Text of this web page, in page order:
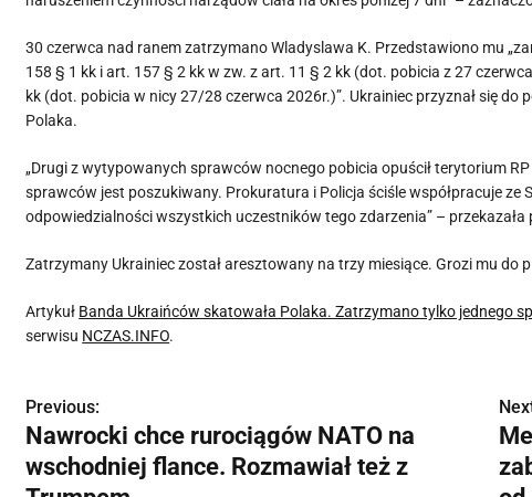
30 czerwca nad ranem zatrzymano Wladyslawa K. Przedstawiono mu
158 § 1 kk i art. 157 § 2 kk w zw. z art. 11 § 2 kk (dot. pobicia z 27
kk (dot. pobicia w nicy 27/28 czerwca 2026r.)”. Ukrainiec przyznał się do
Polaka.
„Drugi z wytypowanych sprawców nocnego pobicia opuścił terytorium
sprawców jest poszukiwany. Prokuratura i Policja ściśle współpracuje
odpowiedzialności wszystkich uczestników tego zdarzenia” –
Zatrzymany Ukrainiec został aresztowany na trzy miesiące. Grozi mu do
Artykuł Banda Ukraińców skatowała Polaka. Zatrzymano tylko jednego
serwisu NCZAS.INFO.
N
a
Previous:
Nawrocki chce rurociągów NATO na
wschodniej flance. Rozmawiał też z